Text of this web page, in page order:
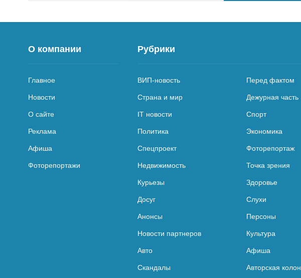
О компании
Главное
Новости
О сайте
Реклама
Афиша
Фоторепортажи
Рубрики
ВИП-новость Перед фактом
Страна и мир Дежурная часть
IT новости Спорт
Политика Экономика
Спецпроект Фоторепортаж
Недвижимость Точка зрения
Курьезы Здоровье
Досуг Слухи
Анонсы Персоны
Новости партнеров Культура
Авто Афиша
Скандалы Авторская